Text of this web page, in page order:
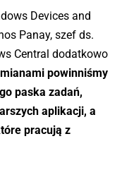
Devices and
Panay, szef ds.
Central dodatkowo
powinniśmy
paska zadań,
aplikacji, a
pracują z